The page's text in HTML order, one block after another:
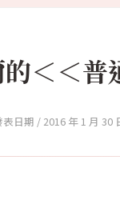
＜＜普
2016 年 1 月 30